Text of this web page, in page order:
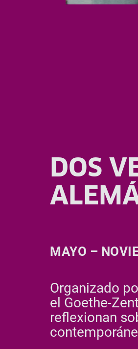
DOS
MAYO –
Organizado
el Goethe-
reflexionan